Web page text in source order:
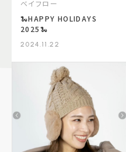
ベイフロー
🐍HAPPY HOLIDAYS
2025🐍
2024.11.22